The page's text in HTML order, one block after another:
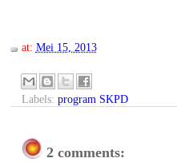
at: Mei 15, 2013
Labels: program SKPD
2 comments: